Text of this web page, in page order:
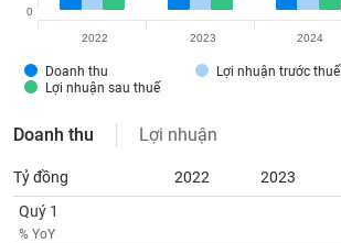
Doanh thu
Lợi nhuận trước thuế
Lợi nhuận sau thuế
0
2022 2023 2024
Doanh thu Lợi nhuận
Tỷ đồng 2022 2023
Quý 1
% YoY